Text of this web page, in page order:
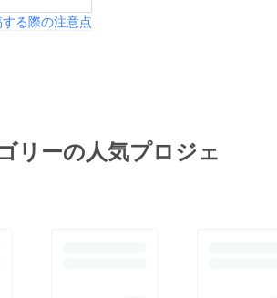
ール1日利用
仕込み日とし
アファイル
7/26 現在工事
ーーーーーー
ラールーム使用
る際の注意点
リーの人気プロジェ